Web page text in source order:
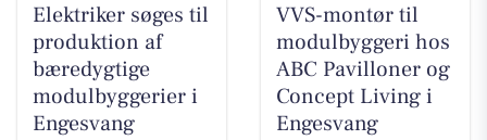
Elektriker søges til
produktion af
bæredygtige
modulbyggerier i
Engesvang
VVS-montør til
modulbyggeri hos
ABC Pavilloner og
Concept Living i
Engesvang